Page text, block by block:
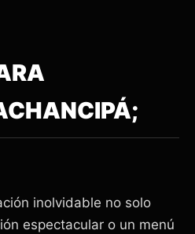
inolvidable no solo
espectacular o un menú